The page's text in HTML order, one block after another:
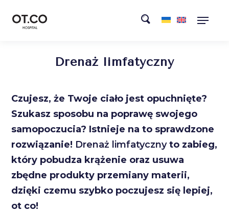
Drenaż limfatyczny
Czujesz, że Twoje ciało jest opuchnięte?
Szukasz sposobu na poprawę swojego
samopoczucia? Istnieje na to sprawdzone
rozwiązanie! Drenaż limfatycznyto zabieg,
który pobudza krążenie oraz usuwa
zbędne produkty przemiany materii,
dzięki czemu szybko poczujesz się lepiej,
ot co!